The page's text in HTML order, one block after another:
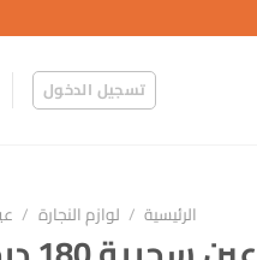
تسجيل الدخول
الرئيسية / لوازم النجارة /